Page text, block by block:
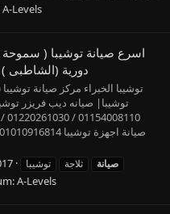
A-Levels
دورية (الشاطبى ) 01154008110 صيانة ثلاجات
توشيبا الخبراء مركز صيانة
توشيبا ثلاجة
صيانة
A-Levels